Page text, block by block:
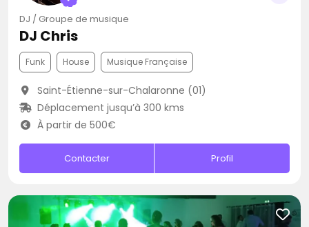
DJ / Groupe de musique
DJ Chris
Funk House Musique Française
Saint-Étienne-sur-Chalaronne (01)
Déplacement jusqu’à 300 kms
À partir de 500€
Contacter Profil